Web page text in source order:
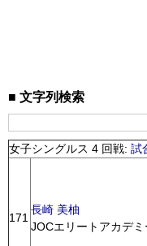
文字列検索
女子シングルス 4 回戦: 試
171
長崎 美柚
JOCエリートアカデ